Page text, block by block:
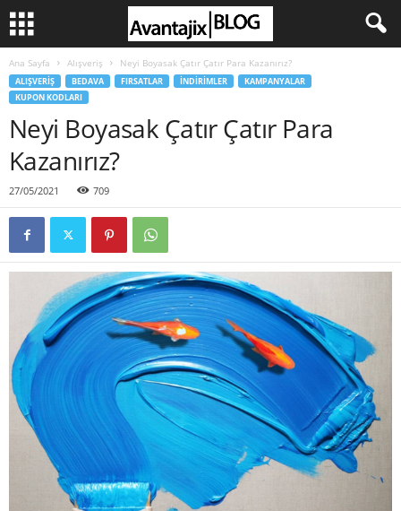
Ana Sayfa Alışveriş Neyi Boyasak Çatır Çatır Para Kazanırız?
ALIŞVERIŞ BEDAVA FIRSATLAR İNDIRIMLER
KAMPANYALAR
KUPON KODLARI
Neyi Boyasak Çatır Çatır Para
Kazanırız?
27/05/2021 709